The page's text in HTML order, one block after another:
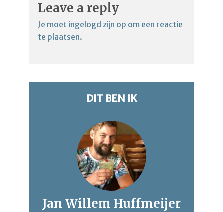
Leave a reply
Je moet ingelogd zijn op om een reactie
te plaatsen.
DIT BEN IK
Jan Willem Huffmeijer